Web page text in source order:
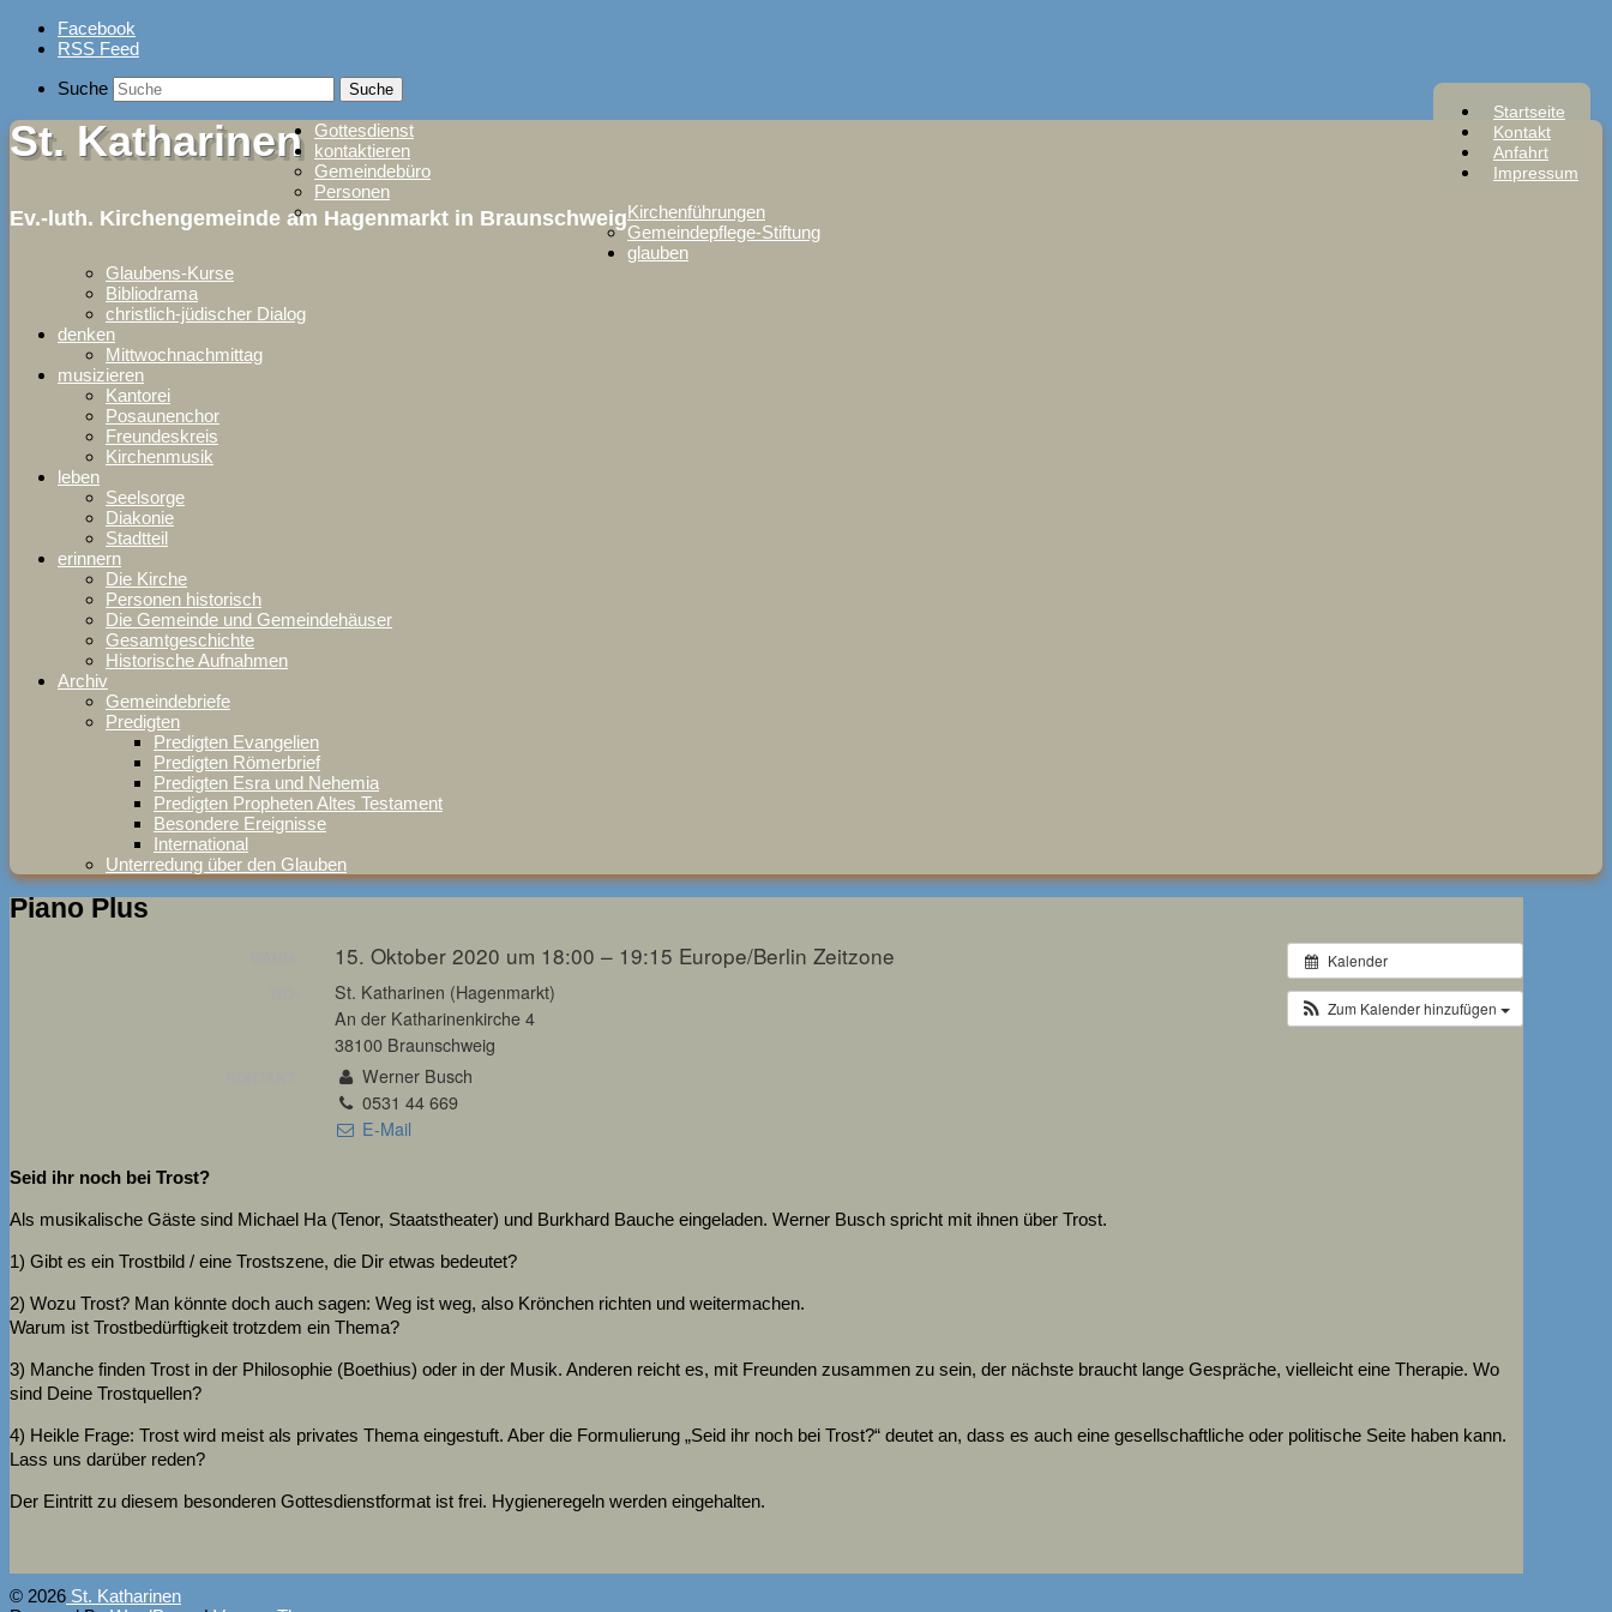
Skip
Facebook
RSS Feed
Startseite
Kontakt
Anfahrt
Impressum
Suche
St. Katharinen
Ev.-luth. Kirchengemeinde am Hagenmarkt in Braunschweig
Gottesdienst
kontaktieren
Gemeindebüro
Personen
Kirchenführungen
Gemeindepflege-Stiftung
glauben
Glaubens-Kurse
Bibliodrama
christlich-jüdischer Dialog
denken
Mittwochnachmittag
musizieren
Kantorei
Posaunenchor
Freundeskreis
Kirchenmusik
leben
Seelsorge
Diakonie
Stadtteil
erinnern
Die Kirche
Personen historisch
Die Gemeinde und Gemeindehäuser
Gesamtgeschichte
Historische Aufnahmen
Archiv
Gemeindebriefe
Predigten
Predigten Evangelien
Predigten Römerbrief
Predigten Esra und Nehemia
Predigten Propheten Altes Testament
Besondere Ereignisse
International
Unterredung über den Glauben
Piano Plus
Kalender
Zum Kalender hinzufügen
15. Oktober 2020 um 18:00 – 19:15 Europe/Berlin Zeitzone
St. Katharinen (Hagenmarkt)
An der Katharinenkirche 4
38100 Braunschweig
Werner Busch
0531 44 669
E-Mail
Seid ihr noch bei Trost?
Als musikalische Gäste sind Michael Ha (Tenor, Staatstheater) und Burkhard Bauche eingeladen. Werner Busch spricht mit ihnen über Trost.
1) Gibt es ein Trostbild / eine Trostszene, die Dir etwas bedeutet?
2) Wozu Trost? Man könnte doch auch sagen: Weg ist weg, also Krönchen richten und weitermachen.
Warum ist Trostbedürftigkeit trotzdem ein Thema?
3) Manche finden Trost in der Philosophie (Boethius) oder in der Musik. Anderen reicht es, mit Freunden zusammen zu sein, der nächste braucht lange Gespräche, vielleicht eine Therapie. Wo
sind Deine Trostquellen?
4) Heikle Frage: Trost wird meist als privates Thema eingestuft. Aber die Formulierung „Seid ihr noch bei Trost?“ deutet an, dass es auch eine gesellschaftliche oder politische Seite haben kann.
Lass uns darüber reden?
Der Eintritt zu diesem besonderen Gottesdienstformat ist frei. Hygieneregeln werden eingehalten.
© 2026 St. Katharinen